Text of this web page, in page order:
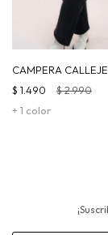
CAMPERA
CELESTE
+ 1 color
$ 1.490 $2.990